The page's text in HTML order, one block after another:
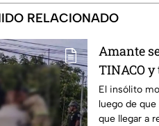
RELACIONADO
Amante
TINACO
en
El insólito
luego de
que llegar a